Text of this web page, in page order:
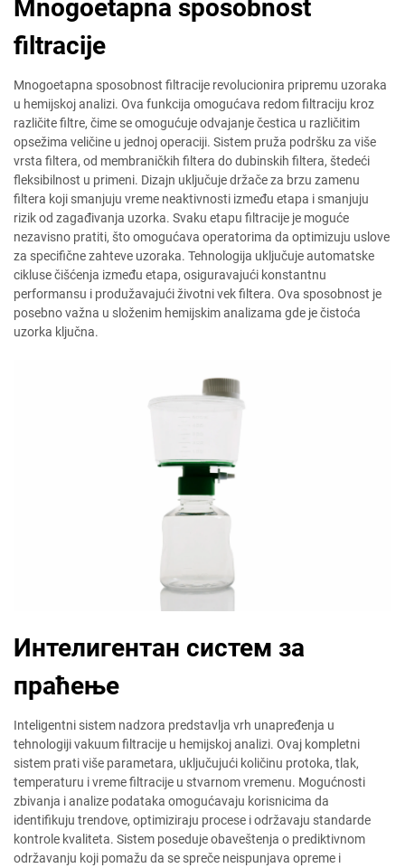
Mnogoetapna sposobnost
filtracije
Mnogoetapna sposobnost filtracije revolucionira pripremu uzoraka
u hemijskoj analizi. Ova funkcija omogućava redom filtraciju kroz
različite filtre, čime se omogućuje odvajanje čestica u različitim
opsežima veličine u jednoj operaciji. Sistem pruža podršku za više
vrsta filtera, od membraničkih filtera do dubinskih filtera, štedeći
fleksibilnost u primeni. Dizajn uključuje držače za brzu zamenu
filtera koji smanjuju vreme neaktivnosti između etapa i smanjuju
rizik od zagađivanja uzorka. Svaku etapu filtracije je moguće
nezavisno pratiti, što omogućava operatorima da optimizuju uslove
za specifične zahteve uzoraka. Tehnologija uključuje automatske
cikluse čišćenja između etapa, osiguravajući konstantnu
performansu i produžavajući životni vek filtera. Ova sposobnost je
posebno važna u složenim hemijskim analizama gde je čistoća
uzorka ključna.
Интелигентан систем за
праћење
Inteligentni sistem nadzora predstavlja vrh unapređenja u
tehnologiji vakuum filtracije u hemijskoj analizi. Ovaj kompletni
sistem prati više parametara, uključujući količinu protoka, tlak,
temperaturu i vreme filtracije u stvarnom vremenu. Mogućnosti
zbivanja i analize podataka omogućavaju korisnicima da
identifikuju trendove, optimiziraju procese i održavaju standarde
kontrole kvaliteta. Sistem poseduje obaveštenja o prediktivnom
održavanju koji pomažu da se spreče neispunjava opreme i